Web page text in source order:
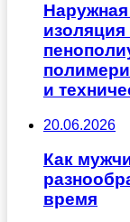
и
20.06.2026
Как
время